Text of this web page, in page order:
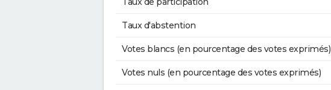
Taux d'abstention
Votes blancs (en pourcentage des votes exprimés)
Votes nuls (en pourcentage des votes exprimés)